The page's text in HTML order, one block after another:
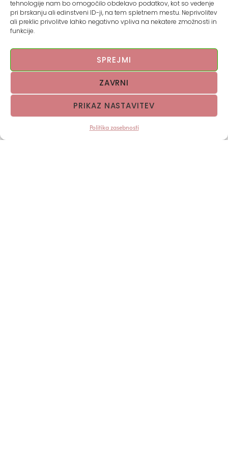
tehnologije nam bo omogočilo obdelavo podatkov, kot so vedenje
pri brskanju ali edinstveni ID-ji, na tem spletnem mestu. Neprivolitev
ali preklic privolitve lahko negativno vpliva na nekatere zmožnosti in
funkcije.
SPREJMI
ZAVRNI
PRIKAZ NASTAVITEV
Politika zasebnosti
Ocena 4.9 / 5 več stotih zadovoljnih strank
Naroči zdaj
ana@amelie.si
Pogosta vprašanja in odgovori